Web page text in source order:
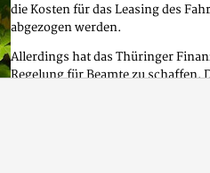
die Kosten für das Leasing des
abgezogen werden.
Allerdings hat das Thüringer
Regelung für Beamte zu schaffen.
Möglichkeit profitieren können,
Tarifbeschäftigten führt, die ein
Die Verweisung auf die Antwort
dass es möglicherweise